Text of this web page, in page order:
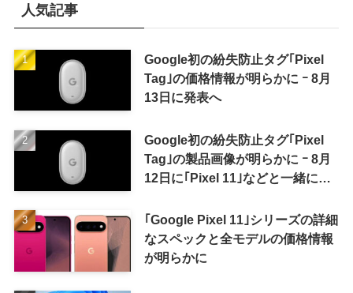
人気記事
Google初の紛失防止タグ｢Pixel
Tag｣の価格情報が明らかに ｰ 8月
13日に発表へ
Google初の紛失防止タグ｢Pixel
Tag｣の製品画像が明らかに ｰ 8月
12日に｢Pixel 11｣などと一緒に発
｢Google Pixel 11｣シリーズの詳細
なスペックと全モデルの価格情報
が明らかに